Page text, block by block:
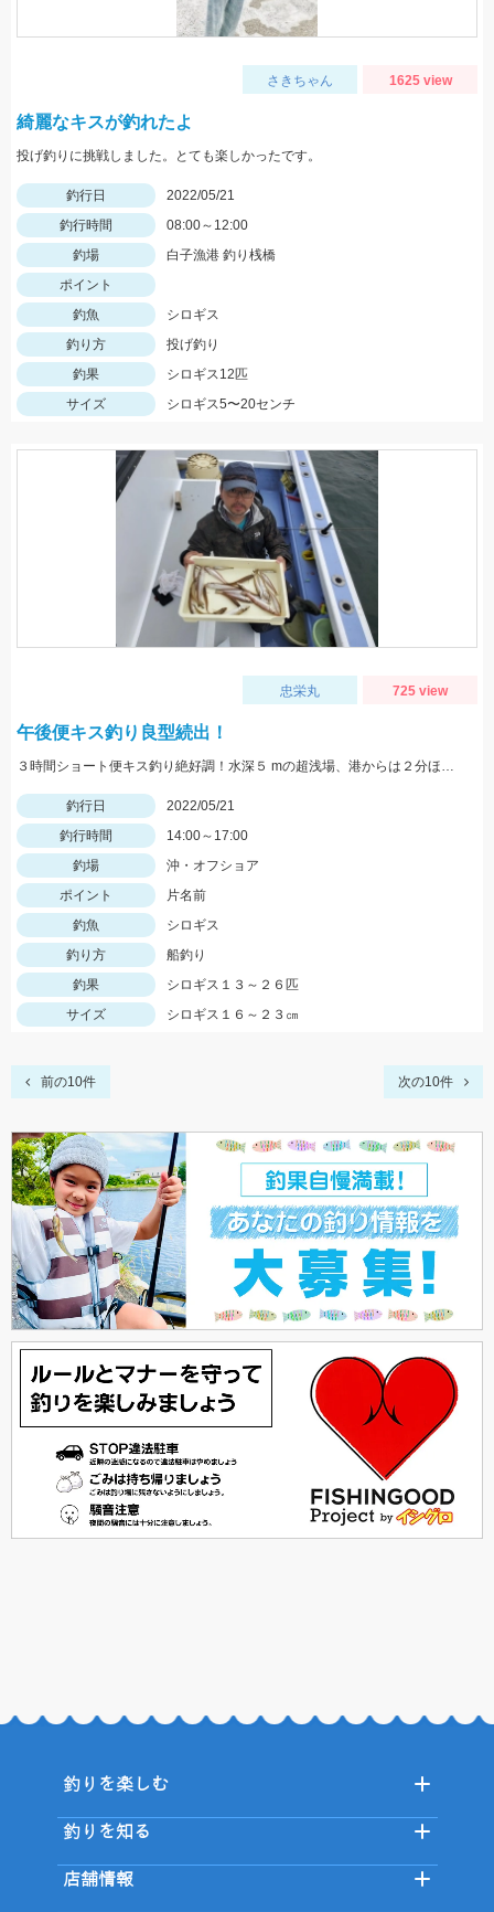
さきちゃん 1625 view
綺麗なキスが釣れたよ
投げ釣りに挑戦しました。とても楽しかったです。
釣行日
2022/05/21
釣行時間
08:00～12:00
釣場
白子漁港 釣り桟橋
ポイント
釣魚
シロギス
釣り方
投げ釣り
釣果
シロギス12匹
サイズ
シロギス5〜20センチ
忠栄丸 725 view
午後便キス釣り良型続出！
３時間ショート便キス釣り絶好調！水深５ mの超浅場、港からは２分ほどの片名前が凄い！午後便キス釣り予約受付中です
釣行日
2022/05/21
釣行時間
14:00～17:00
釣場
沖・オフショア
ポイント
片名前
釣魚
シロギス
釣り方
船釣り
釣果
シロギス１３～２６匹
サイズ
シロギス１６～２３㎝
前の10件 次の10件
釣りを楽しむ
釣りを知る
店舗情報